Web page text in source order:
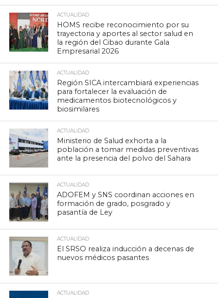
ACTUALIDAD
HOMS recibe reconocimiento por su
trayectoria y aportes al sector salud en
la región del Cibao durante Gala
Empresarial 2026
ACTUALIDAD
Región SICA intercambiará experiencias
para fortalecer la evaluación de
medicamentos biotecnológicos y
biosimilares
ACTUALIDAD
Ministerio de Salud exhorta a la
población a tomar medidas preventivas
ante la presencia del polvo del Sahara
ACTUALIDAD
ADOFEM y SNS coordinan acciones en
formación de grado, posgrado y
pasantía de Ley
ACTUALIDAD
El SRSO realiza inducción a decenas de
nuevos médicos pasantes
ACTUALIDAD